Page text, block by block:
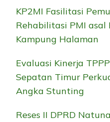
KP2MI Fasilitasi
Rehabilitasi PMI asal
Kampung Halaman
Evaluasi Kinerja
Sepatan Timur
Angka Stunting
Reses II DPRD